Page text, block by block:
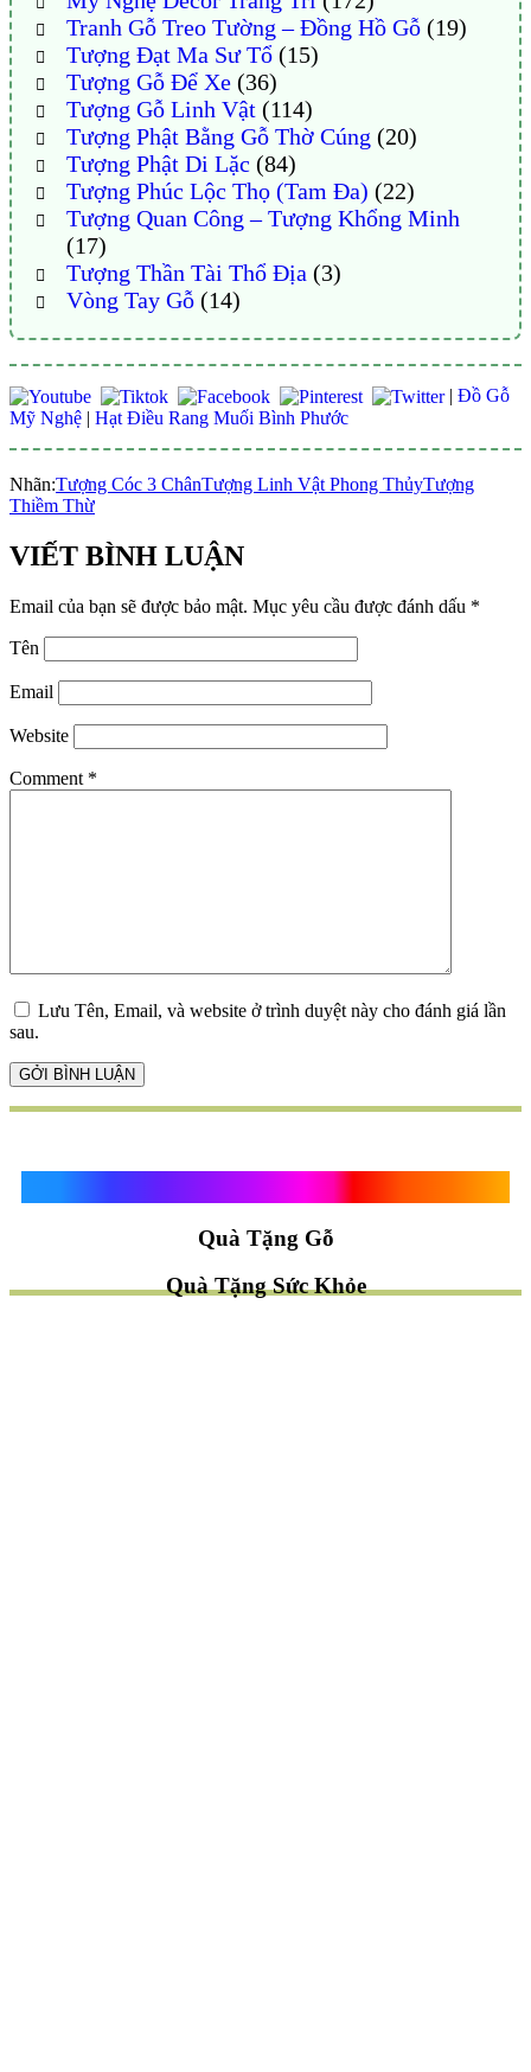
Tranh Gỗ Treo Tường – Đồng Hồ Gỗ(19)
Tượng Đạt Ma Sư Tổ(15)
Tượng Gỗ Để Xe(36)
Tượng Gỗ Linh Vật(114)
Tượng Phật Bằng Gỗ Thờ Cúng (20)
Tượng Phật Di Lặc (84)
Tượng Phúc Lộc Thọ (Tam Đa) (22)
Tượng Quan Công – Tượng Khổng Minh
(17)
Tượng Thần Tài Thổ Địa (3)
Vòng Tay Gỗ(14)
| Đồ Gỗ
Mỹ Nghệ | Hạt Điều Rang Muối Bình Phước
Nhãn:Tượng Cóc 3 ChânTượng Linh Vật Phong ThủyTượng
Thiềm Thừ
VIẾT BÌNH LUẬN
Email của bạn sẽ được bảo mật. Mục yêu cầu được đánh dấu *
Tên
Email
Website
Comment *
Lưu Tên, Email, và website ở trình duyệt này cho đánh giá lần
sau.
Quà Tặng Gỗ
Quà Tặng Sức Khỏe